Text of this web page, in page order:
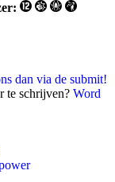
dan via de submit!
te schrijven? Word